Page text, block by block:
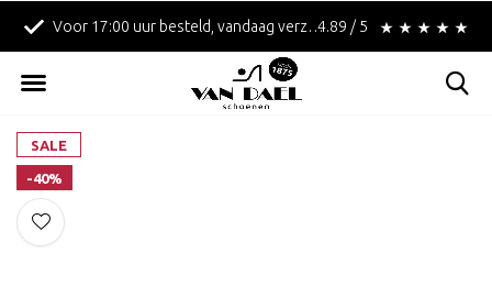
Voor 17:00 uur besteld, vandaag verzonden! Betaal achteraf met
4.89 / 5
SALE
-40%